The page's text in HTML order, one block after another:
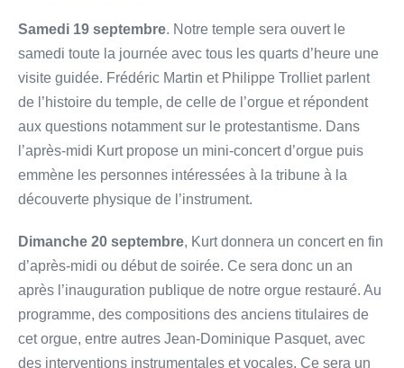
Samedi 19 septembre. Notre temple sera ouvert le
samedi toute la journée avec tous les quarts d’heure une
visite guidée. Frédéric Martin et Philippe Trolliet parlent
de l’histoire du temple, de celle de l’orgue et répondent
aux questions notamment sur le protestantisme. Dans
l’après-midi Kurt propose un mini-concert d’orgue puis
emmène les personnes intéressées à la tribune à la
découverte physique de l’instrument.
Dimanche 20 septembre, Kurt donnera un concert en fin
d’après-midi ou début de soirée. Ce sera donc un an
après l’inauguration publique de notre orgue restauré. Au
programme, des compositions des anciens titulaires de
cet orgue, entre autres Jean-Dominique Pasquet, avec
des interventions instrumentales et vocales. Ce sera un